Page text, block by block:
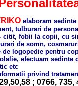
elaboram
tulburari de
citit, fobii la copii, cu
de somn,
de logopedie pentru
efectuam sedinte
etc
privind
; 0766,